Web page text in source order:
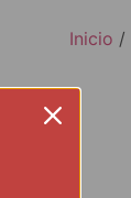
Inicio /